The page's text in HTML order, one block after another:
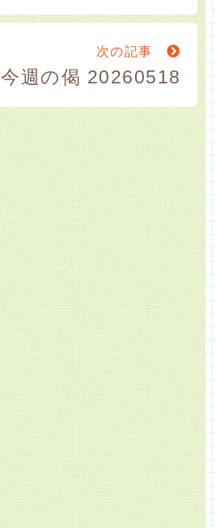
次の記事
今週の偈 20260518